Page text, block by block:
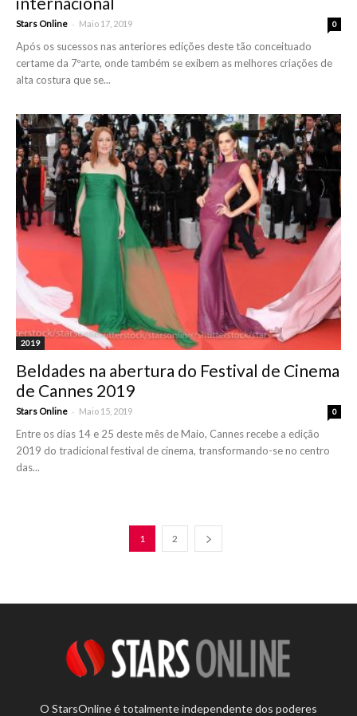
Stars Online - Maio 17, 2019 0
Após os sucessos nas anteriores edições deste tão conceituado
certame da 7ºarte, onde também se exibem as melhores criações de
alta costura que se...
2019
Beldades na abertura do Festival de Cinema
de Cannes 2019
Stars Online - Maio 15, 2019 0
Entre os dias 14 e 25 deste mês de Maio, Cannes recebe a edição
2019 do tradicional festival de cinema, transformando-se no centro
das...
1 2
O StarsOnline é totalmente independente dos poderes